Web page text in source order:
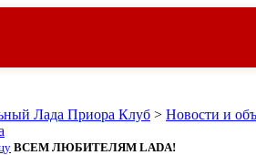
Лада Приора Клуб > Новости и
ВСЕМ ЛЮБИТЕЛЯМ LADA!